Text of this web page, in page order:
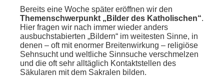
Bereits eine Woche später eröffnen wir den
Themenschwerpunkt „Bilder des Katholischen“.
Hier fragen wir nach immer wieder anders
ausbuchstabierten „Bildern“ im weitesten Sinne, in
denen – oft mit enormer Breitenwirkung – religiöse
Sehnsucht und weltliche Sinnsuche verschmelzen
und die oft sehr alltäglich Kontaktstellen des
Säkularen mit dem Sakralen bilden.